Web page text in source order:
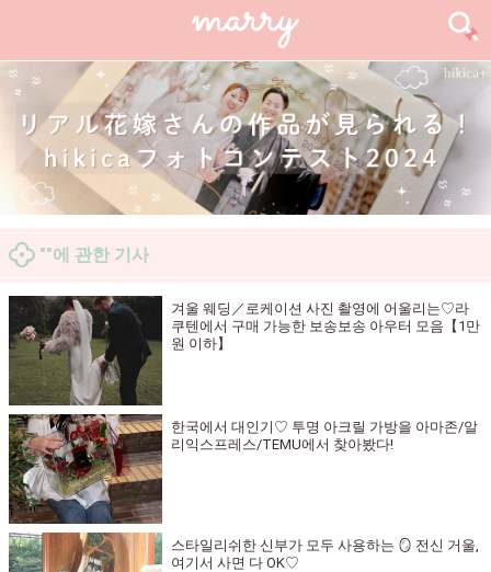
""에 관한 기사
겨울 웨딩／로케이션 사진 촬영에 어울리는♡라
쿠텐에서 구매 가능한 보송보송 아우터 모음【1만
원 이하】
한국에서 대인기♡ 투명 아크릴 가방을 아마존/알
리익스프레스/TEMU에서 찾아봤다!
스타일리쉬한 신부가 모두 사용하는 🪞 전신 거울,
여기서 사면 다 OK♡